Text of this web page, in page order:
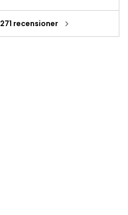
271 recensioner